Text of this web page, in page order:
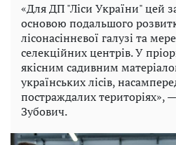
«Для ДП "Ліси України" цей
основою подальшого
лісонасіннєвої галузі та
селекційних центрів. У
якісним садивним
українських лісів,
постраждалих територіях»,
Зубович.